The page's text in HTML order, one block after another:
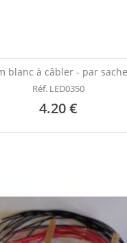
blanc à câbler - par
Réf. LED0350
4.20 €